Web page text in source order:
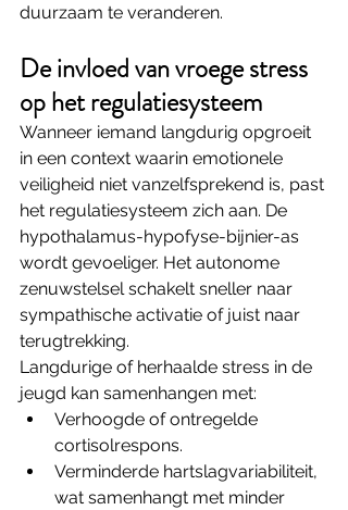
duurzaam te veranderen.
De invloed van vroege stress
op het regulatiesysteem
Wanneer iemand langdurig opgroeit
in een context waarin emotionele
veiligheid niet vanzelfsprekend is, past
het regulatiesysteem zich aan. De
hypothalamus-hypofyse-bijnier-as
wordt gevoeliger. Het autonome
zenuwstelsel schakelt sneller naar
sympathische activatie of juist naar
terugtrekking.
Langdurige of herhaalde stress in de
jeugd kan samenhangen met:
Verhoogde of ontregelde
cortisolrespons.
Verminderde hartslagvariabiliteit,
wat samenhangt met minder